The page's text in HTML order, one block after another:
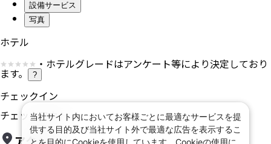
設備サービス
写真
ホテル
・ホテルグレードはアンケート等により決定しており
ます。 ?
チェックイン
チェックアウト
アクセス
当社サイト内においてお客様ごとに最適なサービスを提
供する目的及び当社サイト外で最適な広告を表示するこ
とを目的にCookieを使用しています。Cookieの使用に